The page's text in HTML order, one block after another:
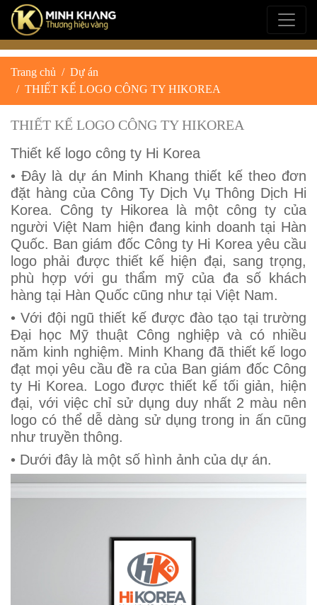
Trang chủ
Dự án
THIẾT KẾ LOGO CÔNG TY HIKOREA
THIẾT KẾ LOGO CÔNG TY HIKOREA
Thiết kế logo công ty Hi Korea
• Đây là dự án Minh Khang thiết kế theo đơn
đặt hàng của Công Ty Dịch Vụ Thông Dịch Hi
Korea. Công ty Hikorea là một công ty của
người Việt Nam hiện đang kinh doanh tại Hàn
Quốc. Ban giám đốc Công ty Hi Korea yêu cầu
logo phải được thiết kế hiện đại, sang trọng,
phù hợp với gu thẩm mỹ của đa số khách
hàng tại Hàn Quốc cũng như tại Việt Nam.
• Với đội ngũ thiết kế được đào tạo tại trường
Đại học Mỹ thuật Công nghiệp và có nhiều
năm kinh nghiệm. Minh Khang đã thiết kế logo
đạt mọi yêu cầu đề ra của Ban giám đốc Công
ty Hi Korea. Logo được thiết kế tối giản, hiện
đại, với việc chỉ sử dụng duy nhất 2 màu nên
logo có thể dễ dàng sử dụng trong in ấn cũng
như truyền thông.
• Dưới đây là một số hình ảnh của dự án.